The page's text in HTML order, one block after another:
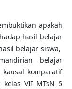
apakah
hasil belajar
belajar siswa,
belajar
komparatif
VII MTsN 5